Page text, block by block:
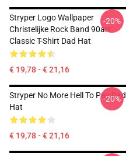
Stryper Logo Wallpaper
Christelijke Rock Band 90art
Classic T-Shirt Dad Hat
€ 19,78 - € 21,16
-20%
Stryper No More Hell To Pay Dad
Hat
€ 19,78 - € 21,16
-20%